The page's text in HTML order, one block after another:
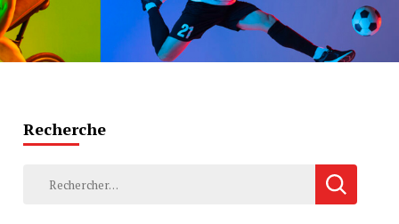
Recherche
Rechercher :